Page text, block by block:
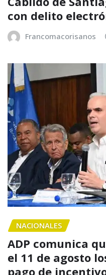
con delito
Francomacorisanos
NACIONALES
ADP comunica
el 11 de agosto
pago de